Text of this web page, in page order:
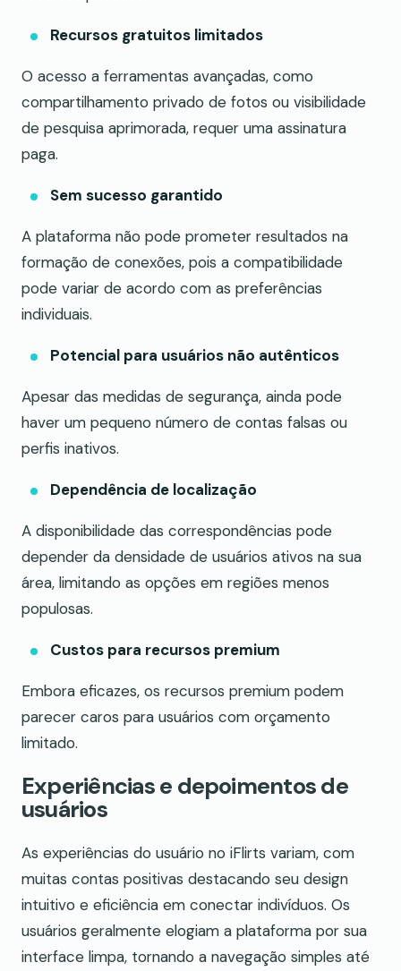
Recursos gratuitos limitados
O acesso a ferramentas avançadas, como
compartilhamento privado de fotos ou visibilidade
de pesquisa aprimorada, requer uma assinatura
paga.
Sem sucesso garantido
A plataforma não pode prometer resultados na
formação de conexões, pois a compatibilidade
pode variar de acordo com as preferências
individuais.
Potencial para usuários não autênticos
Apesar das medidas de segurança, ainda pode
haver um pequeno número de contas falsas ou
perfis inativos.
Dependência de localização
A disponibilidade das correspondências pode
depender da densidade de usuários ativos na sua
área, limitando as opções em regiões menos
populosas.
Custos para recursos premium
Embora eficazes, os recursos premium podem
parecer caros para usuários com orçamento
limitado.
Experiências e depoimentos de
usuários
As experiências do usuário no iFlirts variam, com
muitas contas positivas destacando seu design
intuitivo e eficiência em conectar indivíduos. Os
usuários geralmente elogiam a plataforma por sua
interface limpa, tornando a navegação simples até